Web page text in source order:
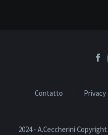
Contatto
2024 - A.Ceccherini